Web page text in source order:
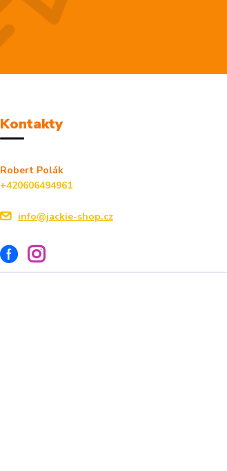
Kontakty
Robert Polák
+420606494961
info@jackie-shop.cz